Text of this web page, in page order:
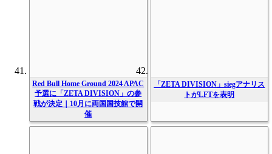
Red Bull Home Ground 2024 APAC
予選に「ZETA DIVISION」の参
戦が決定｜10月に両国国技館で開
催
「ZETA DIVISION」siegアナリス
トがLFTを表明